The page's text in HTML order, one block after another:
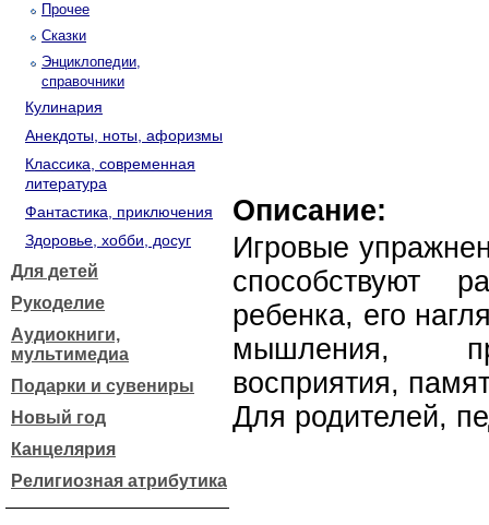
Прочее
Сказки
Энциклопедии,
справочники
Кулинария
Анекдоты, ноты, афоризмы
Классика, современная
литература
Фантастика, приключения
Здоровье, хобби, досуг
Для детей
Рукоделие
Аудиокниги,
мультимедиа
Подарки и сувениры
Новый год
Канцелярия
Религиозная атрибутика
Описание:
Игровые
способствуют
ребенка, его
мышления,
восприятия,
Для родителей,